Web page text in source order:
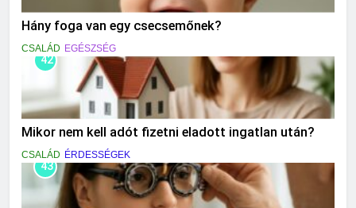
Hány foga van egy csecsemőnek?
CSALÁD EGÉSZSÉG
42
Mikor nem kell adót fizetni eladott ingatlan után?
CSALÁD ÉRDESSÉGEK
43